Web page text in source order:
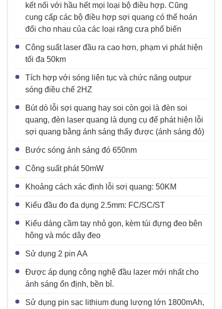
kết nối với hầu hết mọi loại bộ điều hợp. Cũng
cung cấp các bộ điều hợp sợi quang có thể hoán
đổi cho nhau của các loại răng cưa phổ biến
Công suất laser đầu ra cao hơn, phạm vi phát hiện
tối đa 50km
Tích hợp với sóng liên tục và chức năng outpur
sóng điều chế 2HZ
Bút dò lỗi sợi quang hay soi còn gọi là đèn soi
quang, đèn laser quang là dụng cụ để phát hiện lỗi
sợi quang bằng ánh sáng thấy được (ánh sáng đỏ)
Bước sóng ánh sáng đó 650nm
Công suất phát 50mW
Khoảng cách xác định lỗi sơị quang: 50KM
Kiểu đầu đo đa dụng 2.5mm: FC/SC/ST
Kiểu dáng cầm tay nhỏ gọn, kèm túi đựng đeo bên
hông và móc dây đeo
Sử dụng 2 pin AA
Được áp dụng công nghệ đầu lazer mới nhất cho
ánh sáng ổn định, bền bỉ.
Sử dụng pin sạc lithium dung lượng lớn 1800mAh,